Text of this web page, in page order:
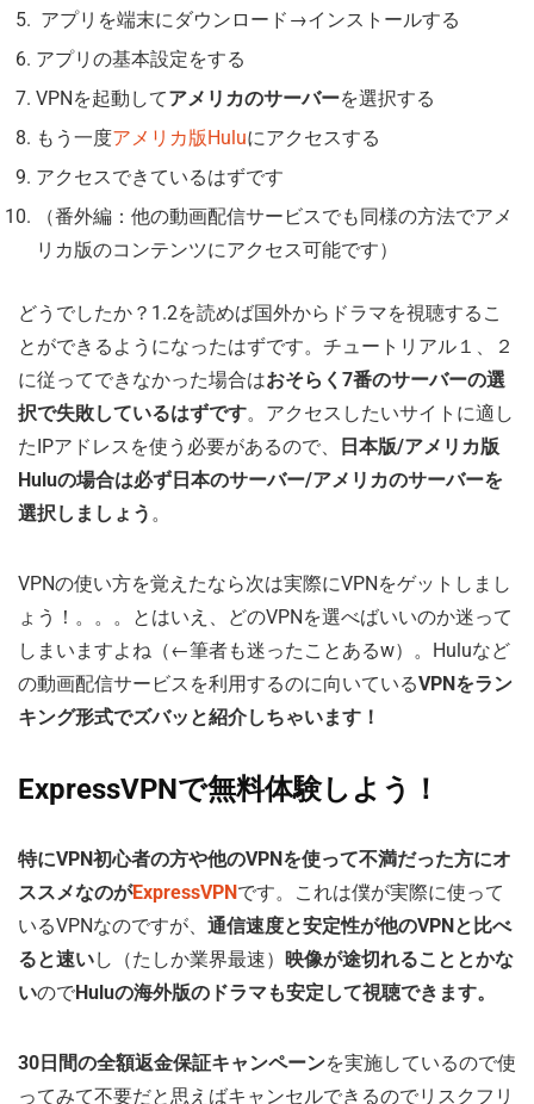
アプリを端末にダウンロード→インストールする
アプリの基本設定をする
VPNを起動してアメリカのサーバーを選択する
もう一度アメリカ版Huluにアクセスする
アクセスできているはずです
（番外編：他の動画配信サービスでも同様の方法でアメ
リカ版のコンテンツにアクセス可能です）
どうでしたか？1.2を読めば国外からドラマを視聴するこ
とができるようになったはずです。チュートリアル１、２
に従ってできなかった場合はおそらく7番のサーバーの選
択で失敗しているはずです。アクセスしたいサイトに適し
たIPアドレスを使う必要があるので、
日本版/アメリカ版
Huluの場合は必ず日本のサーバー/アメリカのサーバーを
選択しましょう 。
VPNの使い方を覚えたなら次は実際にVPNをゲットしまし
ょう！。。。とはいえ、どのVPNを選べばいいのか迷って
しまいますよね（←筆者も迷ったことあるw）。Huluなど
の動画配信サービスを利用するのに向いているVPNをラン
キング形式でズバッと紹介しちゃいます！
ExpressVPNで無料体験しよう！
特にVPN初心者の方や他のVPNを使って不満だった方にオ
ススメなのがExpressVPN です。これは僕が実際に使って
いるVPNなのですが、 通信速度と安定性が他のVPNと比べ
ると速いし（たしか業界最速） 映像が途切れることとかな
いのでHuluの海外版のドラマも安定して視聴できます。
30日間の全額返金保証キャンペーンを実施しているので使
ってみて不要だと思えばキャンセルできるのでリスクフリ